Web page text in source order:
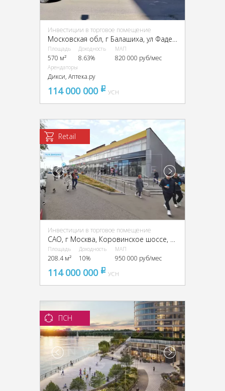
Инвестиции в торговое помещение
Московская обл, г Балашиха, ул Фадеева, д 11
Площадь
570 м²
Доходность
8.63%
МАП
820 000 руб/мес
Арендаторы
Дикси, Аптека.ру
114 000 000 pуб
УСН
Retail
Инвестиции в торговое помещение
Площадь
208.4 м²
Доходность
10%
МАП
950 000 руб/мес
114 000 000 pуб
УСН
ПСН